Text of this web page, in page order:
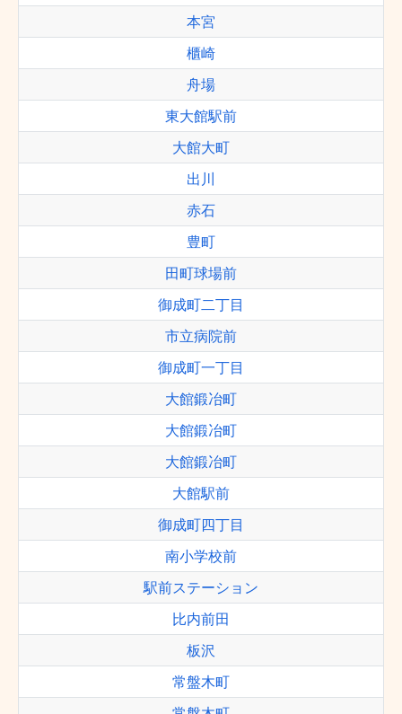
本宮
櫃崎
舟場
東大館駅前
大館大町
出川
赤石
豊町
田町球場前
御成町二丁目
市立病院前
御成町一丁目
大館鍛冶町
大館鍛冶町
大館鍛冶町
大館駅前
御成町四丁目
南小学校前
駅前ステーション
比内前田
板沢
常盤木町